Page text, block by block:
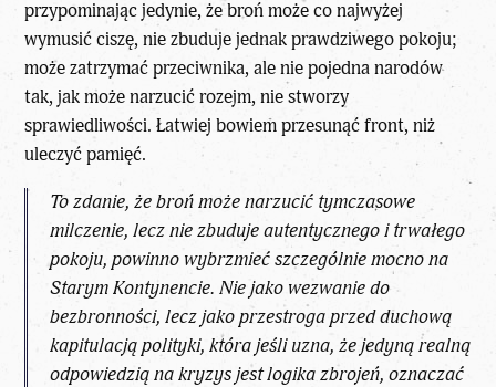
przypominając jedynie, że broń może co najwyżej
wymusić ciszę, nie zbuduje jednak prawdziwego pokoju;
może zatrzymać przeciwnika, ale nie pojedna narodów
tak, jak może narzucić rozejm, nie stworzy
sprawiedliwości. Łatwiej bowiem przesunąć front, niż
uleczyć pamięć.
To zdanie, że broń może narzucić tymczasowe
milczenie, lecz nie zbuduje autentycznego i trwałego
pokoju, powinno wybrzmieć szczególnie mocno na
Starym Kontynencie. Nie jako wezwanie do
bezbronności, lecz jako przestroga przed duchową
kapitulacją polityki, która jeśli uzna, że jedyną realną
odpowiedzią na kryzys jest logika zbrojeń, oznaczać